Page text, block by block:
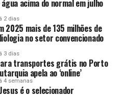
acima do normal em julho
2 dias
2025 mais de 135 milhões de
no setor convencionado
3 dias
transportes grátis no Porto
apela ao ‘online’
4 semanas
é o selecionador